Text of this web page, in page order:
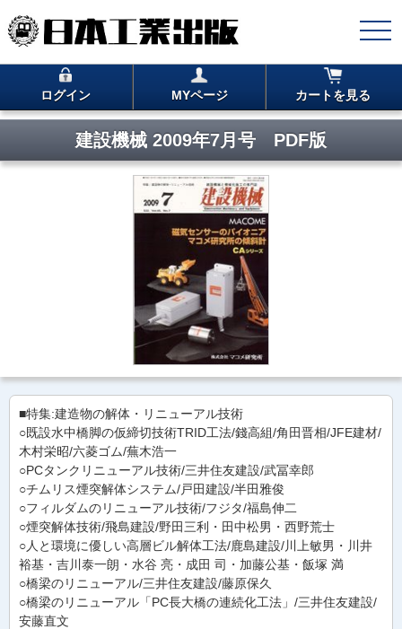
ログイン MYページ カートを見る
建設機械 2009年7月号 PDF版
■特集:建造物の解体・リニューアル技術
○既設水中橋脚の仮締切技術TRID工法/錢高組/角田晋相/JFE建材/
木村栄昭/六菱ゴム/蕪木浩一
○PCタンクリニューアル技術/三井住友建設/武冨幸郎
○チムリス煙突解体システム/戸田建設/半田雅俊
○フィルダムのリニューアル技術/フジタ/福島伸二
○煙突解体技術/飛島建設/野田三利・田中松男・西野荒士
○人と環境に優しい高層ビル解体工法/鹿島建設/川上敏男・川井
裕基・吉川泰一朗・水谷 亮・成田 司・加藤公基・飯塚 満
○橋梁のリニューアル/三井住友建設/藤原保久
○橋梁のリニューアル「PC長大橋の連続化工法」/三井住友建設/
安藤直文